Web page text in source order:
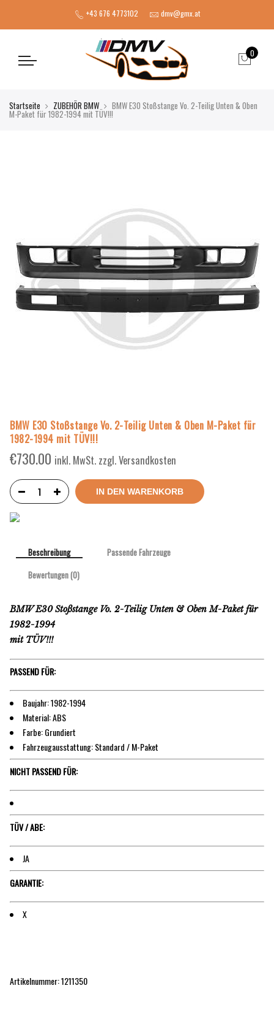
+43 676 4773102 dmv@gmx.at
0
Startseite ZUBEHÖR BMW BMW E30 Stoßstange Vo. 2-Teilig Unten & Oben
M-Paket für 1982-1994 mit TÜV!!!
BMW E30 Stoßstange Vo. 2-Teilig Unten & Oben M-Paket für
1982-1994 mit TÜV!!!
€730.00 inkl. MwSt. zzgl. Versandkosten
IN DEN WARENKORB
Beschreibung
Passende Fahrzeuge
Bewertungen (0)
BMW E30 Stoßstange Vo. 2-Teilig Unten & Oben M-Paket für
1982-1994
mit TÜV!!!
PASSEND FÜR:
Baujahr: 1982-1994
Material: ABS
Farbe: Grundiert
Fahrzeugausstattung: Standard / M-Paket
NICHT PASSEND FÜR:
TÜV / ABE:
JA
GARANTIE:
X
Artikelnummer: 1211350